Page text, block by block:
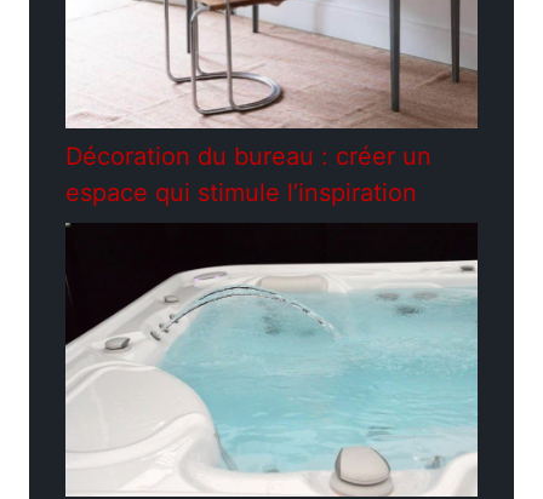
Décoration du bureau : créer un
espace qui stimule l’inspiration